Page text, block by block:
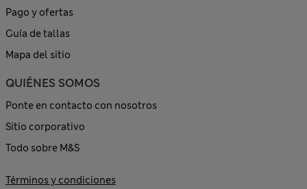
Pago y ofertas
Guía de tallas
Mapa del sitio
QUIÉNES SOMOS
Ponte en contacto con nosotros
Sitio corporativo
Todo sobre M&S
Términos y condiciones